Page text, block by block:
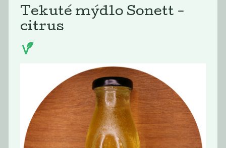
Filtrovat produkty
Doporučené
Tekuté mýdlo Sonett -
citrus